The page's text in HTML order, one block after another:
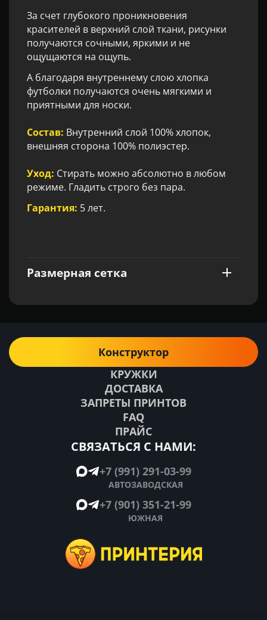
За счет глубокого проникновения
красителей в верхний слой ткани, рисунки
получаются сочными, яркими и не
ощущаются на ощупь.
А благодаря внутреннему слою хлопка
футболки получаются очень мягкими и
приятными для носки.
Состав: Внутренний слой 100% хлопок,
внешняя сторона 100% полиэстер.
Уход: Стирать можно абсолютно в любом
режиме. Гладить строго без пара.
Гарантия: 5 лет.
Размерная сетка
СВЯЗАТЬСЯ С НАМИ:
+7 (991) 291-03-99
АВТОЗАВОДСКАЯ
+7 (901) 351-21-99
ЮЖНАЯ
КРУЖКИ
ДОСТАВКА
ЗАПРЕТЫ ПРИНТОВ
FAQ
ПРАЙС
Конструктор